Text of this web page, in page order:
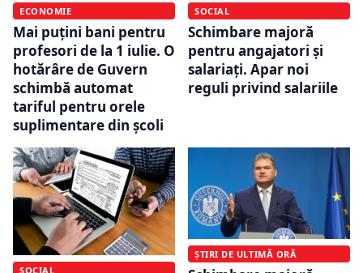
ECONOMIE
Mai puțini bani pentru
profesori de la 1 iulie. O
hotărâre de Guvern
schimbă automat
tariful pentru orele
suplimentare din școli
SOCIAL
Schimbare majoră
pentru angajatori și
salariați. Apar noi
reguli privind salariile
SOCIAL
ȘTIRI DE ULTIMĂ ORĂ